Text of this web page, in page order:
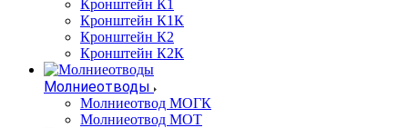
Кронштейн К1
Кронштейн К1К
Кронштейн К2
Кронштейн К2К
Молниеотводы
Молниеотвод МОГК
Молниеотвод МОТ